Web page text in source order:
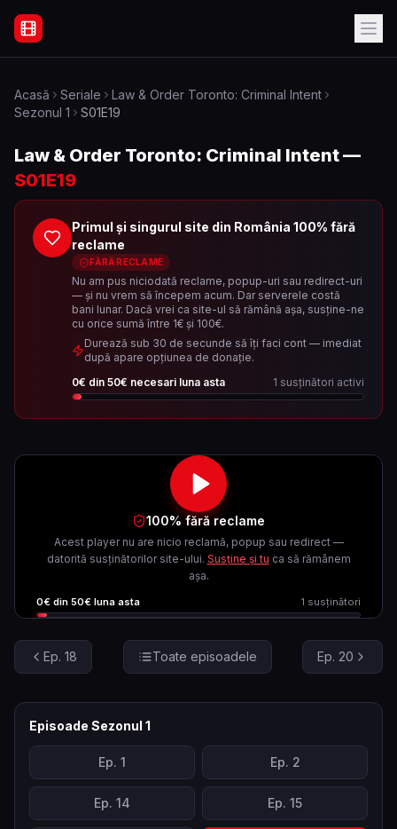
Filme Online Subtitrate - Acasă
Acasă Seriale
Law & Order Toronto: Criminal Intent
Sezonul 1 S01E19
Law & Order Toronto: Criminal Intent—
S01E19
Primul și singurul site din România 100% fără
reclame
FĂRĂ RECLAME
Nu am pus niciodată reclame, popup-uri sau redirect-uri
— și nu vrem să începem acum. Dar serverele costă
bani lunar. Dacă vrei ca site-ul să rămână așa, susține-ne
cu orice sumă între 1€ și 100€.
Durează sub 30 de secunde să îți faci cont — imediat
după apare opțiunea de donație.
0€ din 50€ necesari luna asta 1 susținători activi
100% fără reclame
Acest player nu are nicio reclamă, popup sau redirect —
datorită susținătorilor site-ului. Susține și tu ca să rămânem
așa.
0€ din 50€ luna asta 1 susținători
Ep. 18 Toate episoadele Ep. 20
Episoade Sezonul 1
Ep. 1 Ep. 2
Ep. 14 Ep. 15